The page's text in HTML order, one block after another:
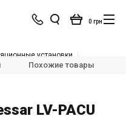
0 грн
установки
тепла
Похожие товары
LV-PACU